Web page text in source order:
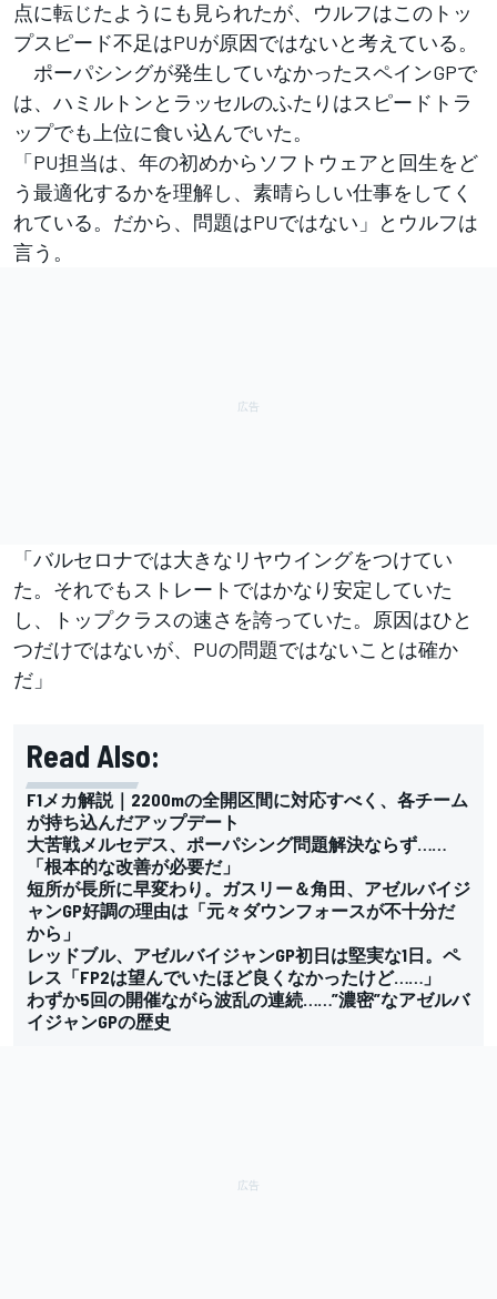
点に転じたようにも見られたが、ウルフはこのトッ
プスピード不足はPUが原因ではないと考えている。
ポーパシングが発生していなかったスペインGPで
は、ハミルトンとラッセルのふたりはスピードトラ
ップでも上位に食い込んでいた。
「PU担当は、年の初めからソフトウェアと回生をど
う最適化するかを理解し、素晴らしい仕事をしてく
れている。だから、問題はPUではない」とウルフは
言う。
「バルセロナでは大きなリヤウイングをつけてい
た。それでもストレートではかなり安定していた
し、トップクラスの速さを誇っていた。原因はひと
つだけではないが、PUの問題ではないことは確か
だ」
Read Also:
F1メカ解説｜2200mの全開区間に対応すべく、各チーム
が持ち込んだアップデート
大苦戦メルセデス、ポーパシング問題解決ならず……
「根本的な改善が必要だ」
短所が長所に早変わり。ガスリー＆角田、アゼルバイジ
ャンGP好調の理由は「元々ダウンフォースが不十分だ
から」
レッドブル、アゼルバイジャンGP初日は堅実な1日。ペ
レス「FP2は望んでいたほど良くなかったけど……」
わずか5回の開催ながら波乱の連続……”濃密”なアゼルバ
イジャンGPの歴史